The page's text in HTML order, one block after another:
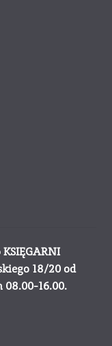
18/20 od
08.00-16.00.